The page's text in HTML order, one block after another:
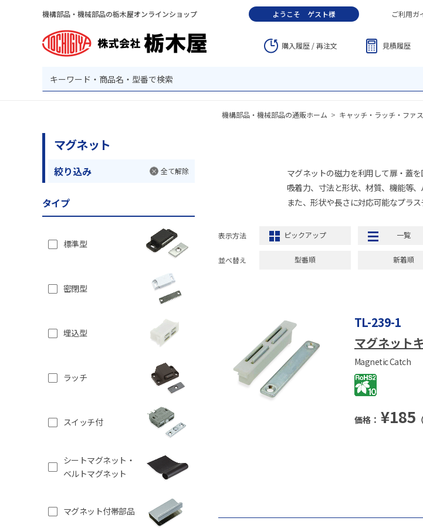
機構部品・機械部品の栃木屋オンラインショップ ようこそ ゲスト様 ご利用ガ
購入履歴 / 再注文 見積履歴
機構部品・機械部品の通販ホーム > キャッチ・ラッチ・ファ
マグネットの磁力を利用して扉・蓋
吸着力、寸法と形状、材質、機能等
また、形状や長さに対応可能なプラ
表示方法 ピックアップ 一覧
並べ替え 型番順 新着順
TL-239-1
マグネット
Magnetic Catch
価格： ¥185
マグネット
絞り込み 全て解除
タイプ
標準型
密閉型
埋込型
ラッチ
スイッチ付
シートマグネット・
ベルトマグネット
マグネット付帯部品